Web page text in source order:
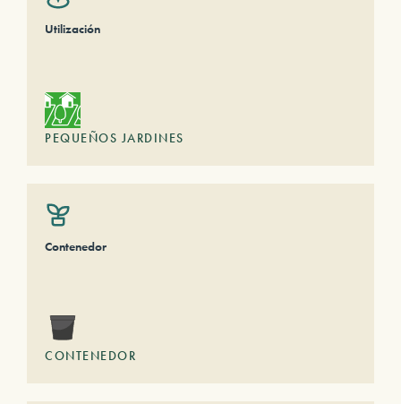
Utilización
PEQUEÑOS JARDINES
Contenedor
CONTENEDOR